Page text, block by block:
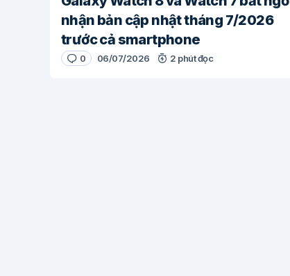
nhận bản cập nhật tháng 7/2026
trước cả smartphone
0 06/07/2026 2 phút đọc